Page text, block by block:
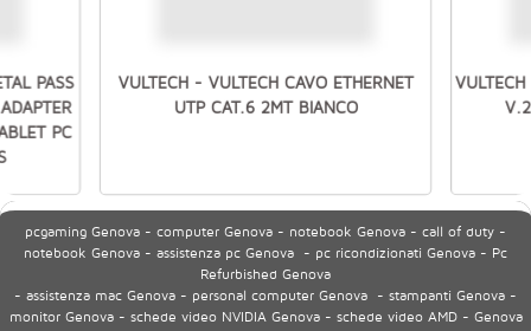
PASS
PC
VULTECH - VULTECH CAVO ETHERNET
UTP CAT.6 2MT BIANCO
pcgaming Genova - computer Genova - notebook Genova - call of duty -
notebook Genova - assistenza pc Genova - pc ricondizionati Genova - Pc
Refurbished Genova
- assistenza mac Genova - personal computer Genova - stampanti Genova -
monitor Genova - schede video NVIDIA Genova - schede video AMD - Genova